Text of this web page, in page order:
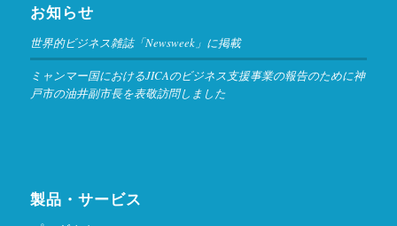
お知らせ
世界的ビジネス雑誌「Newsweek」に掲載
ミャンマー国におけるJICAのビジネス支援事業の報告のために神
戸市の油井副市長を表敬訪問しました
製品・サービス